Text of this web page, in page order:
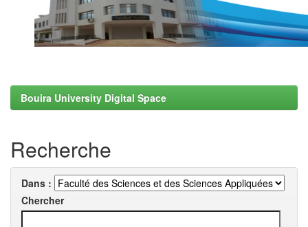
Bouira University Digital Space
Recherche
Dans :
Chercher